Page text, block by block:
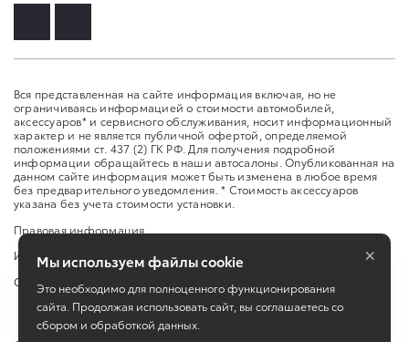
Вся представленная на сайте информация включая, но не
ограничиваясь информацией о стоимости автомобилей,
аксессуаров* и сервисного обслуживания, носит информационный
характер и не является публичной офертой, определяемой
положениями ст. 437 (2) ГК РФ. Для получения подробной
информации обращайтесь в наши автосалоны. Опубликованная на
данном сайте информация может быть изменена в любое время
без предварительного уведомления. * Стоимость аксессуаров
указана без учета стоимости установки.
Правовая информация
Изменить настройку cookies
Сбросить cookie
Мы используем файлы cookie
Это необходимо для полноценного функционирования
сайта. Продолжая использовать сайт, вы соглашаетесь со
сбором и обработкой данных.
×